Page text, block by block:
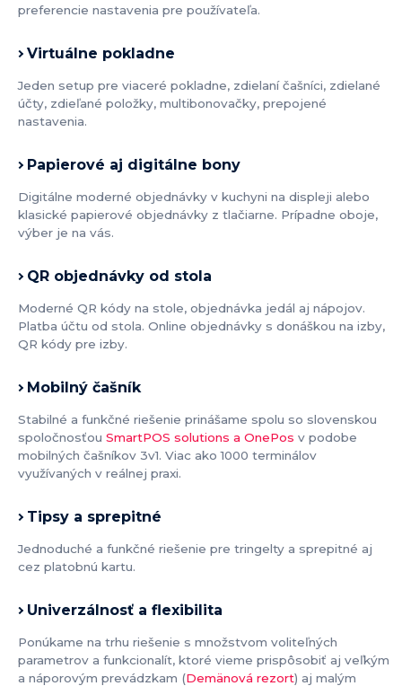
preferencie nastavenia pre používateľa.
Virtuálne pokladne
Jeden setup pre viaceré pokladne, zdielaní čašníci, zdielané
účty, zdieľané položky, multibonovačky, prepojené
nastavenia.
Papierové aj digitálne bony
Digitálne moderné objednávky v kuchyni na displeji alebo
klasické papierové objednávky z tlačiarne. Prípadne oboje,
výber je na vás.
QR objednávky od stola
Moderné QR kódy na stole, objednávka jedál aj nápojov.
Platba účtu od stola. Online objednávky s donáškou na izby,
QR kódy pre izby.
Mobilný čašník
Stabilné a funkčné riešenie prinášame spolu so slovenskou
spoločnosťou SmartPOS solutions a OnePos v podobe
mobilných čašníkov 3v1. Viac ako 1000 terminálov
využívaných v reálnej praxi.
Tipsy a sprepitné
Jednoduché a funkčné riešenie pre tringelty a sprepitné aj
cez platobnú kartu.
Univerzálnosť a flexibilita
Ponúkame na trhu riešenie s množstvom voliteľných
parametrov a funkcionalít, ktoré vieme prispôsobiť aj veľkým
a náporovým prevádzkam (Demänová rezort) aj malým